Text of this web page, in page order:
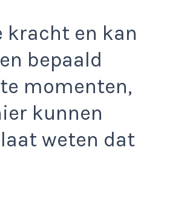
kracht en kan
bepaald
momenten,
kunnen
weten dat